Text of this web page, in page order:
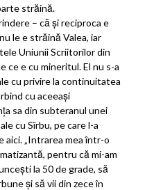
străină.
– că şi reciproca e
le e străină Valea, iar
Uniunii Scriitorilor din
ce e cu mineritul. El nu s-a
cu privire la continuitatea
cu aceeaşi
sa din subteranul unei
cu Sîrbu, pe care l-a
„Intrarea mea într-o
pentru că mi-am
la 50 de grade, să
şi să vii din zece în